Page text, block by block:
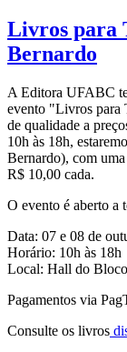
Livros para
Bernardo
A Editora UFABC
evento "Livros para
de qualidade a
10h às 18h,
Bernardo), com
R$ 10,00 cada.
O evento é aberto a
Data: 07 e 08 de
Horário: 10h às 18h
Local: Hall do
Pagamentos via
Consulte os livros